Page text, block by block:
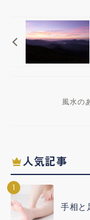
風水の
人気記事
1
手相